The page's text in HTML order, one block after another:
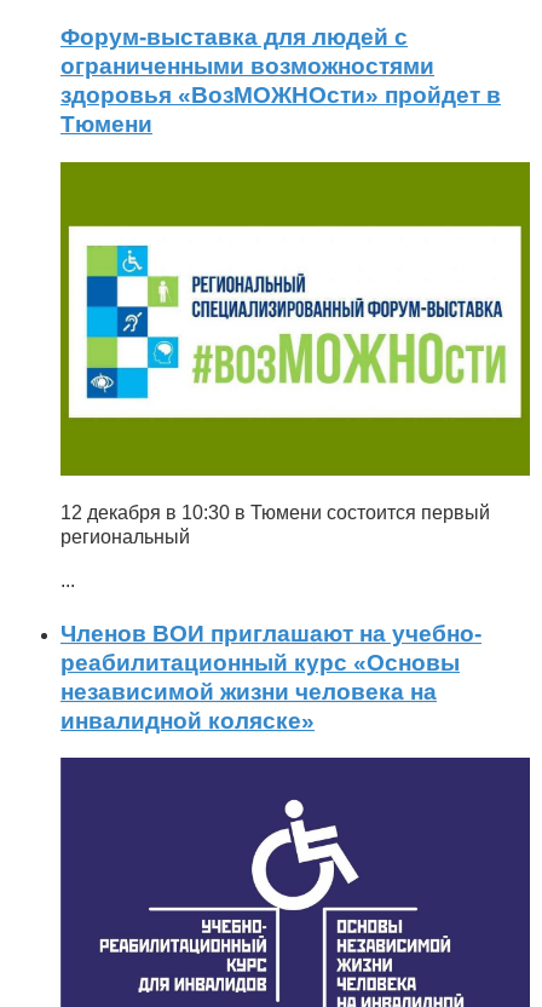
Форум-выставка для людей с
ограниченными возможностями
здоровья «ВозМОЖНОсти» пройдет в
Тюмени
12 декабря в 10:30 в Тюмени состоится первый
региональный
...
Членов ВОИ приглашают на учебно-
реабилитационный курс «Основы
независимой жизни человека на
инвалидной коляске»